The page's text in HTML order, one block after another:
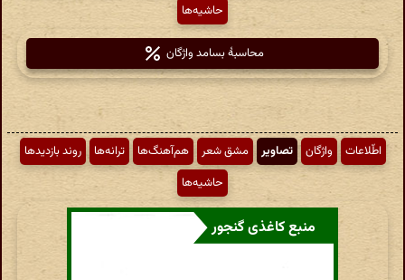
حاشیه‌ها
محاسبهٔ بسامد واژگان
اطّلاعات واژگان تصاویر مشق شعر هم‌آهنگ‌ها ترانه‌ها
روند بازدیدها
حاشیه‌ها
منبع کاغذی گنجور